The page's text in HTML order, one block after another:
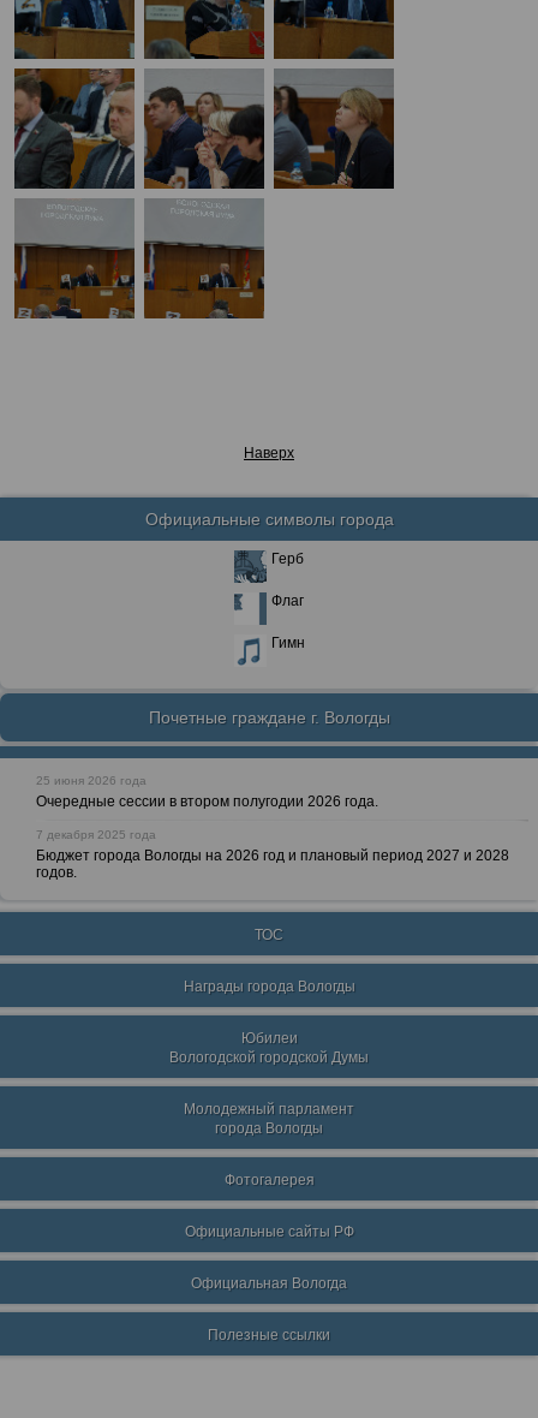
Наверх
Официальные символы города
Герб
Флаг
Гимн
Почетные граждане г. Вологды
25 июня 2026 года
Очередные сессии в втором полугодии 2026 года.
7 декабря 2025 года
Бюджет города Вологды на 2026 год и плановый период 2027 и 2028
годов.
ТОС
Награды города Вологды
Юбилеи
Вологодской городской Думы
Молодежный парламент
города Вологды
Фотогалерея
Официальные сайты РФ
Официальная Вологда
Полезные ссылки